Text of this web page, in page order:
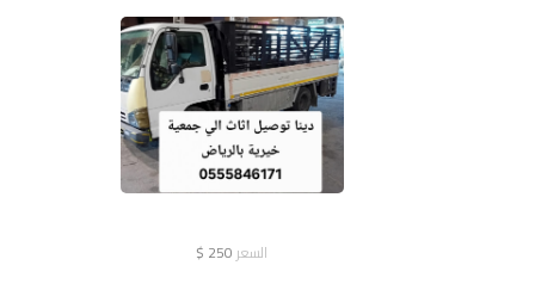
السعر 250
$